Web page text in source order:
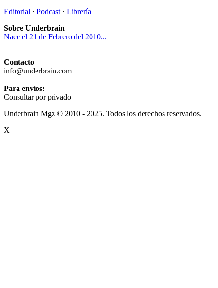
Editorial · Podcast · Librería
Sobre Underbrain
Nace el 21 de Febrero del 2010...
Contacto
info@underbrain.com
Para envíos:
Consultar por privado
Underbrain Mgz © 2010 - 2025. Todos los derechos reservados.
X